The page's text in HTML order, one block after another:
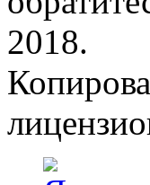
2018.